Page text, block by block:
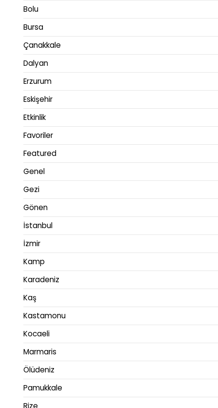
Bolu
Bursa
Çanakkale
Dalyan
Erzurum
Eskişehir
Etkinlik
Favoriler
Featured
Genel
Gezi
Gönen
İstanbul
İzmir
Kamp
Karadeniz
Kaş
Kastamonu
Kocaeli
Marmaris
Ölüdeniz
Pamukkale
Rize